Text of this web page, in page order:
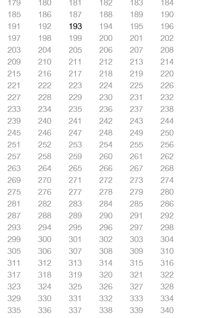
185
186 187 188 189
190
191
192 193 194 195
196
197
198 199 200 201
202
203
204 205 206 207
208
209
210 211 212 213
214
215
216 217 218 219
220
221
222 223 224 225
226
227
228 229 230 231
232
233
234 235 236 237
238
239
240 241 242 243
244
245
246 247 248 249
250
251
252 253 254 255
256
257
258 259 260 261
262
263
264 265 266 267
268
269
270 271 272 273
274
275
276 277 278 279
280
281
282 283 284 285
286
287
288 289 290 291
292
293
294 295 296 297
298
299
300 301 302 303
304
305
306 307 308 309
310
311
312 313 314 315
316
317
318 319 320 321
322
323
324 325 326 327
328
329
330 331 332 333
334
335
336 337 338 339
340